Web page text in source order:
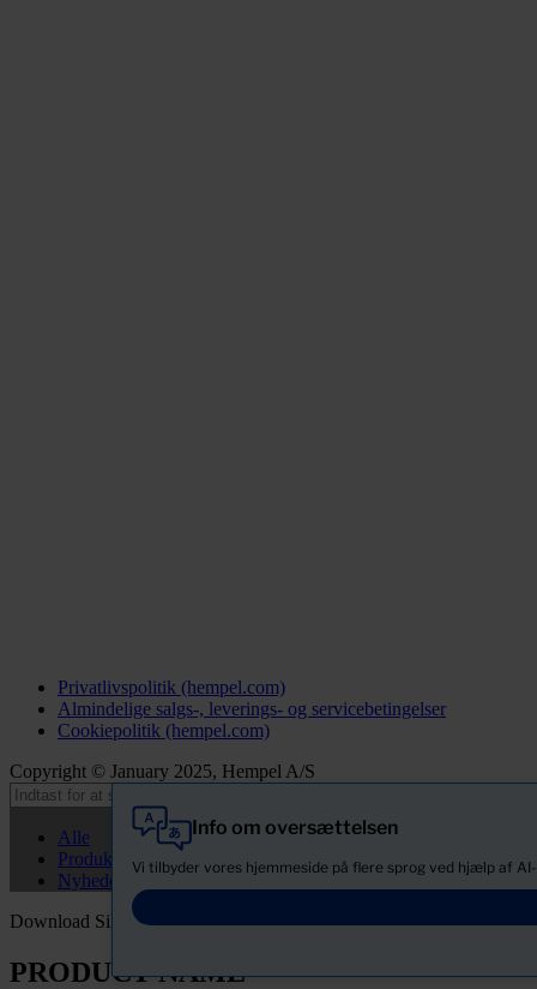
Privatlivspolitik (hempel.com)
Almindelige salgs-, leverings- og servicebetingelser
Cookiepolitik (hempel.com)
Copyright © January 2025, Hempel A/S
Info om oversættelsen
Vi tilbyder vores hjemmeside på flere sprog ved hjælp af
Alle
Produkter
Nyheder
Download Sikkerhedsdatablade
PRODUCT NAME